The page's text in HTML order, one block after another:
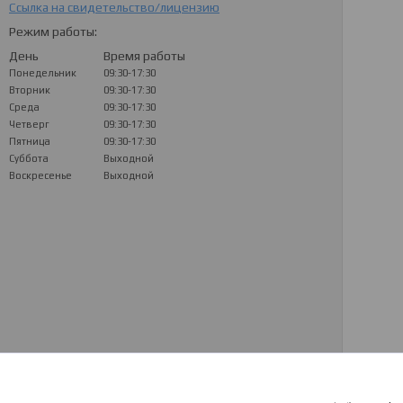
Ссылка на свидетельство/лицензию
Режим работы:
День
Время работы
Понедельник
09:30-17:30
Вторник
09:30-17:30
Среда
09:30-17:30
Четверг
09:30-17:30
Пятница
09:30-17:30
Суббота
Выходной
Воскресенье
Выходной